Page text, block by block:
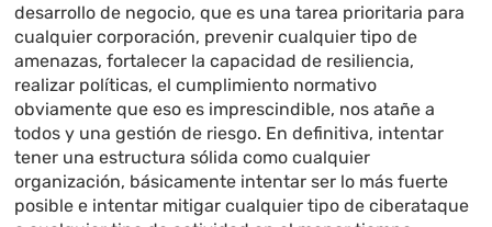
desarrollo de negocio, que es una tarea prioritaria para
cualquier corporación, prevenir cualquier tipo de
amenazas, fortalecer la capacidad de resiliencia,
realizar políticas, el cumplimiento normativo
obviamente que eso es imprescindible, nos atañe a
todos y una gestión de riesgo. En definitiva, intentar
tener una estructura sólida como cualquier
organización, básicamente intentar ser lo más fuerte
posible e intentar mitigar cualquier tipo de ciberataque